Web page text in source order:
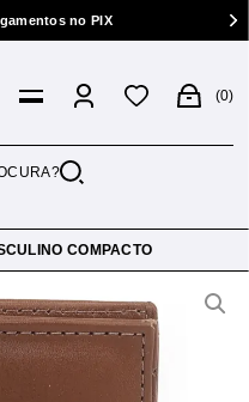
no PIX
0
COMPACTO